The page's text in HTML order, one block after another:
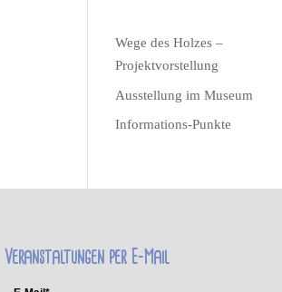
Wege des Holzes –
Projektvorstellung
Ausstellung im Museum
Informations-Punkte
Veranstaltungen per E-Mail